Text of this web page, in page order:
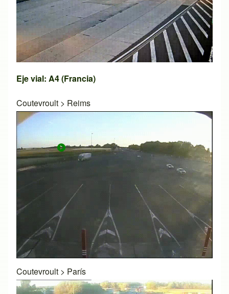
Eje vial: A4 (Francia)
Coutevroult > Reims
Coutevroult > París